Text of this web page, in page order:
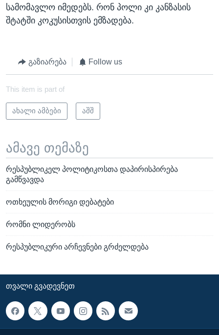
სამომავლო იმედებს. რონ პოლი კი კანზასის
შტატში კოკუსისთვის ემზადება.
გაზიარება Follow us
This item is part of
ახალი ამბები აშშ
ამავე თემაზე
რესპუბლიკელ პოლიტიკოსთა დაპირისპირება
გამწვავდა
ოთხეულის მორიგი დებატები
რომნი ლიდერობს
რესპუბლიკური არჩევნები გრძელდება
ᲗᲕᲐᲚᲘ ᲒᲕᲐᲓᲔᲕᲜᲔᲗ